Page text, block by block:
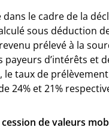
dans le cadre de la
sous déduction
prélevé à la
payeurs d’intérêts et
le taux de
24% et 21%
cession de valeurs